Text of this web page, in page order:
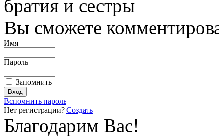
братия и сестры
Вы сможете
Имя
Пароль
Запомнить
Вспомнить пароль
Нет регистрации? Создать
Благодарим Вас!